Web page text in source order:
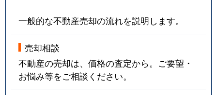
一般的な不動産売却の流れを説明します。
売却相談
不動産の売却は、価格の査定から。ご要望・
お悩み等をご相談ください。